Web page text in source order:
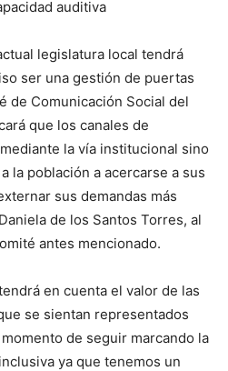
auditiva
legislatura local tendrá
ser una gestión de puertas
de Comunicación Social del
que los canales de
la vía institucional sino
la población a acercarse a sus
sus demandas más
de los Santos Torres, al
antes mencionado.
en cuenta el valor de las
se sientan representados
de seguir marcando la
ya que tenemos un